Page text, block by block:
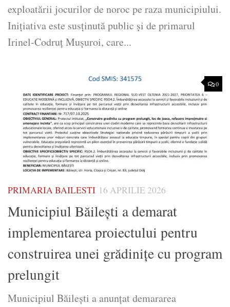
exploatării jocurilor de noroc pe raza municipiului.
Inițiativa este susținută public și de primarul
Irinel-Codruț Mușuroi, care...
0
PRIMARIA BAILESTI 16 APRILIE 2026
Municipiul Băilești a demarat
implementarea proiectului pentru
construirea unei grădinițe cu program
prelungit
Municipiul Băilești a anunțat demararea